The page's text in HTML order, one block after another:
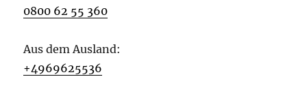
0800 62 55 360
Aus dem Ausland:
+4969625536